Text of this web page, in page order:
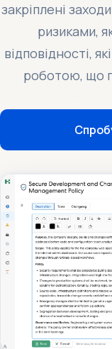
закріплені
ризиками,
відповідності,
роботою, що